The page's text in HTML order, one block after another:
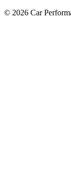
© 2026 Car